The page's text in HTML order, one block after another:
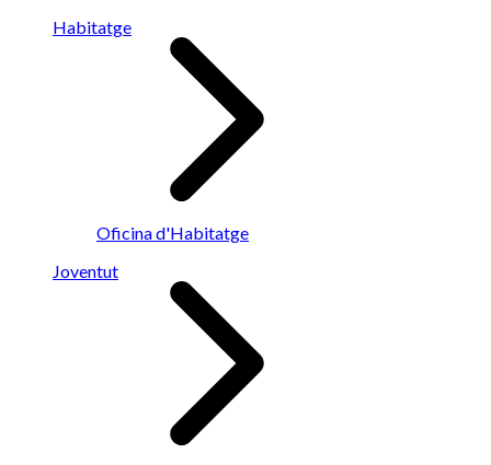
Habitatge
Oficina d'Habitatge
Joventut